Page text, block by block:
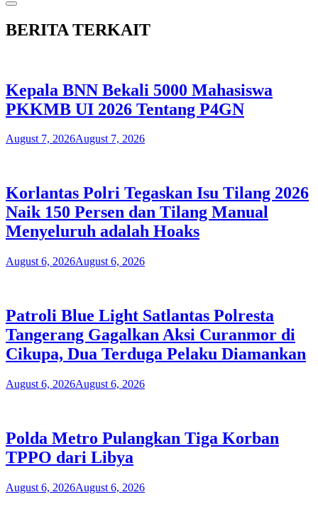
BERITA TERKAIT
Kepala BNN Bekali 5000 Mahasiswa
PKKMB UI 2026 Tentang P4GN
August 7, 2026August 7, 2026
Korlantas Polri Tegaskan Isu Tilang 2026
Naik 150 Persen dan Tilang Manual
Menyeluruh adalah Hoaks
August 6, 2026August 6, 2026
Patroli Blue Light Satlantas Polresta
Tangerang Gagalkan Aksi Curanmor di
Cikupa, Dua Terduga Pelaku Diamankan
August 6, 2026August 6, 2026
Polda Metro Pulangkan Tiga Korban
TPPO dari Libya
August 6, 2026August 6, 2026